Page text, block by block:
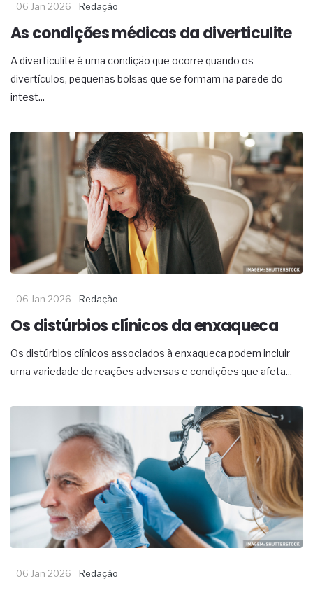
06 Jan 2026 Redação
As condições médicas da diverticulite
A diverticulite é uma condição que ocorre quando os
divertículos, pequenas bolsas que se formam na parede do
intest...
06 Jan 2026 Redação
Os distúrbios clínicos da enxaqueca
Os distúrbios clínicos associados à enxaqueca podem incluir
uma variedade de reações adversas e condições que afeta...
06 Jan 2026 Redação